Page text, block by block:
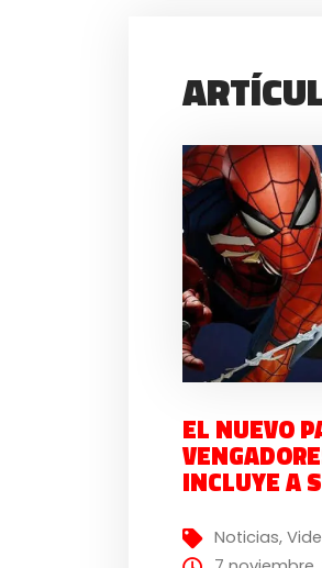
EL NUEVO
INCLUYE A
Noticias,